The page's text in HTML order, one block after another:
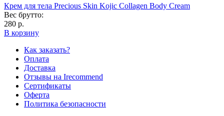
Крем для тела Precious Skin Kojic Collagen Body Cream
Вес брутто:
280 р.
В корзину
Как заказать?
Оплата
Доставка
Отзывы на Irecommend
Сертификаты
Оферта
Политика безопасности